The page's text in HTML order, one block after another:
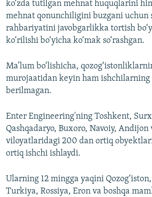
ko‘zda tutilgan mehnat huquqlarini
mehnat qonunchiligini buzgani uchun
rahbariyatini javobgarlikka tortish
ko‘rilishi bo‘yicha ko‘mak so‘rashgan.
Ma’lum bo‘lishicha,
murojaatidan keyin ham ishchilarning
berilmagan.
Enter Engineering'ning Toshkent,
Qashqadaryo, Buxoro, Navoiy, Andijon
viloyatlaridagi 200 dan ortiq
ortiq ishchi ishlaydi.
Ularning 12 mingga yaqini
Turkiya, Rossiya, Eron va boshqa